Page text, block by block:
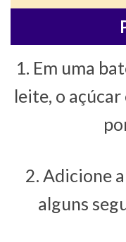
1. Em uma
leite, o açúcar
2. Adicione
alguns